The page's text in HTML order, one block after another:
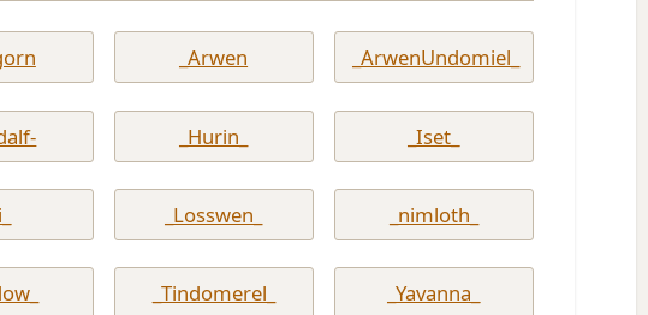
_Arwen _ArwenUndomiel_
_Hurin_ _Iset_
_Losswen_ _nimloth_
_Tindomerel_ _Yavanna_